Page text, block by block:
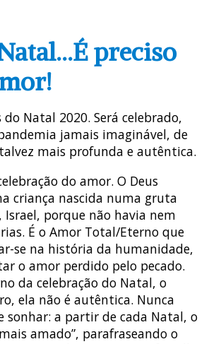
preciso
Natal 2020. Será celebrado,
jamais imaginável, de
mais profunda e autêntica.
do amor. O Deus
criança nascida numa gruta
Israel, porque não havia nem
É o Amor Total/Eterno que
se na história da humanidade,
o amor perdido pelo pecado.
da celebração do Natal, o
ela não é autêntica. Nunca
sonhar: a partir de cada Natal, o
amado”, parafraseando o